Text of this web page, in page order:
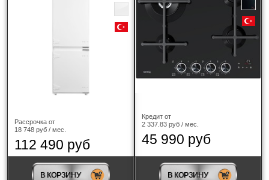
Рассрочка от
18 748 руб / мес.
112 490 руб
В КОРЗИНУ
Кредит от
2 337.83 руб / мес.
45 990 руб
В КОРЗИНУ